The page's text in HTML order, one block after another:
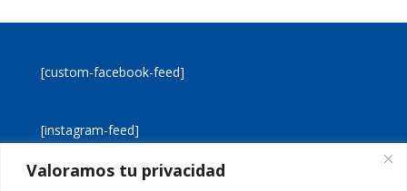
Valoramos tu privacidad
[custom-facebook-feed]
[instagram-feed]